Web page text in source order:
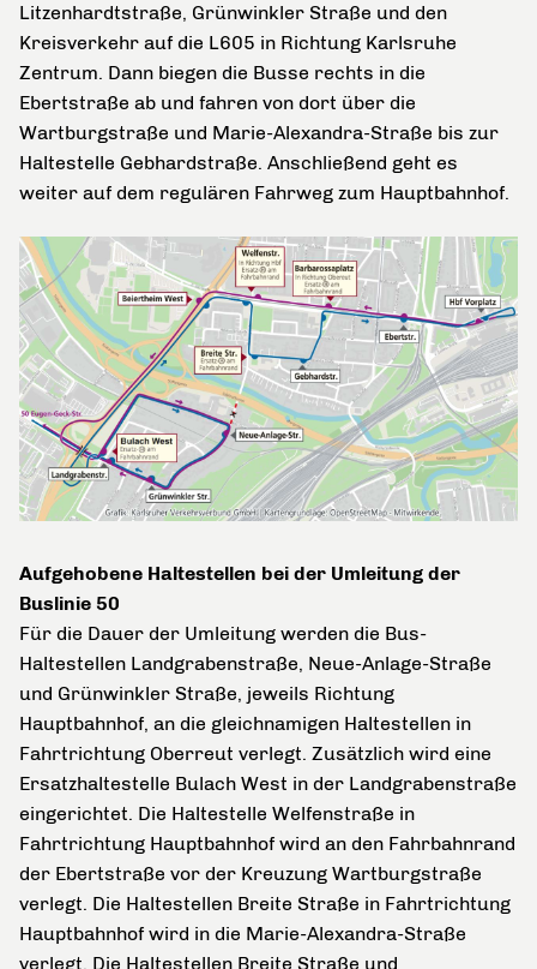
Litzenhardtstraße, Grünwinkler Straße und den
Kreisverkehr auf die L605 in Richtung Karlsruhe
Zentrum. Dann biegen die Busse rechts in die
Ebertstraße ab und fahren von dort über die
Wartburgstraße und Marie-Alexandra-Straße bis zur
Haltestelle Gebhardstraße. Anschließend geht es
weiter auf dem regulären Fahrweg zum Hauptbahnhof.
Aufgehobene Haltestellen bei der Umleitung der
Buslinie 50
Für die Dauer der Umleitung werden die Bus-
Haltestellen Landgrabenstraße, Neue-Anlage-Straße
und Grünwinkler Straße, jeweils Richtung
Hauptbahnhof, an die gleichnamigen Haltestellen in
Fahrtrichtung Oberreut verlegt. Zusätzlich wird eine
Ersatzhaltestelle Bulach West in der Landgrabenstraße
eingerichtet. Die Haltestelle Welfenstraße in
Fahrtrichtung Hauptbahnhof wird an den Fahrbahnrand
der Ebertstraße vor der Kreuzung Wartburgstraße
verlegt. Die Haltestellen Breite Straße in Fahrtrichtung
Hauptbahnhof wird in die Marie-Alexandra-Straße
verlegt. Die Haltestellen Breite Straße und